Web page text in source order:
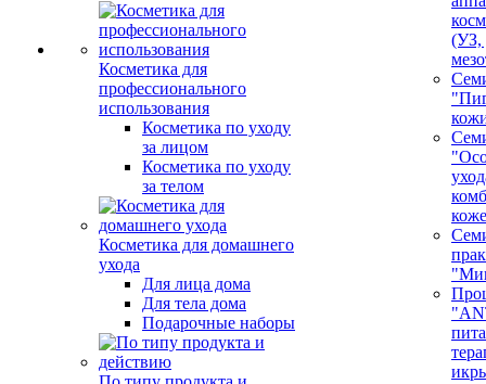
Косметика для
профессионального
использования
Косметика по уходу
за лицом
Косметика по уходу
за телом
Косметика для домашнего
ухода
Для лица дома
Для тела дома
Подарочные наборы
(УЗ,